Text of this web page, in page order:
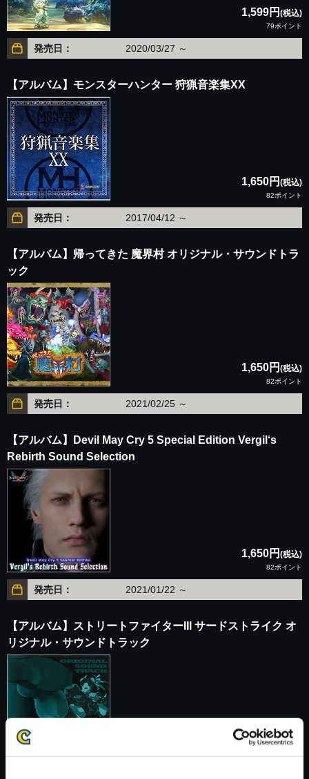
1,599円 (税込)
79ポイント
発売日： 2020/03/27 ～
【アルバム】モンスターハンター 狩猟音楽集XX
1,650円 (税込)
82ポイント
発売日： 2017/04/12 ～
【アルバム】帰ってきた 魔界村 オリジナル・サウンドトラ
ック
1,650円 (税込)
82ポイント
発売日： 2021/02/25 ～
【アルバム】Devil May Cry 5 Special Edition Vergil‘s
Rebirth Sound Selection
1,650円 (税込)
82ポイント
発売日： 2021/01/22 ～
【アルバム】ストリートファイターIII サードストライク オ
リジナル・サウンドトラック
1,650円(税込)